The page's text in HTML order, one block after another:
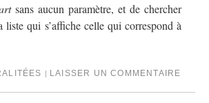
sans aucun paramètre, et de chercher
liste qui s’affiche celle qui correspond à
| LAISSER UN COMMENTAIRE